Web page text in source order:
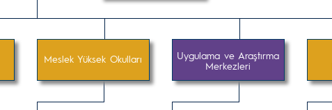
Meslek Yüksek Okulları
Uygulama ve Araştırma
Merkezleri